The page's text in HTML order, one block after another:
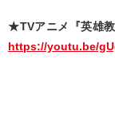
★TVアニメ『英雄教
https://youtu.be/